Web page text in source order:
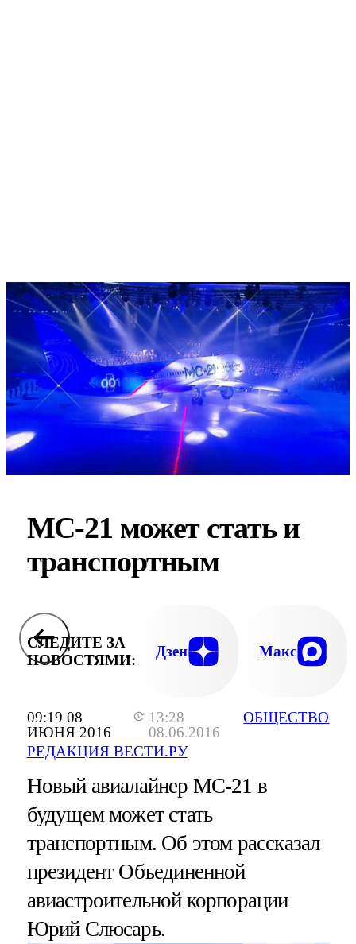
09:19 08
ИЮНЯ 2016
13:28
08.06.2016
РЕДАКЦИЯ ВЕСТИ.РУ
ОБЩЕСТВО
МС-21 может стать и
транспортным
СЛЕДИТЕ ЗА
НОВОСТЯМИ:
Дзен Макс
Новый авиалайнер МС-21 в
будущем может стать
транспортным. Об этом рассказал
президент Объединенной
авиастроительной корпорации
Юрий Слюсарь.